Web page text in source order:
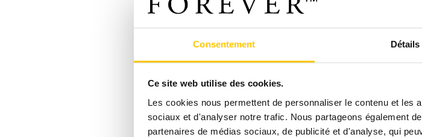
Consentement Détails
Ce site web utilise des cookies.
Les cookies nous permettent de personnaliser le contenu et les
sociaux et d'analyser notre trafic. Nous partageons également
partenaires de médias sociaux, de publicité et d'analyse, qui